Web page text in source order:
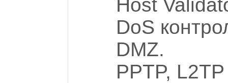
Host
DoS
DMZ.
PPTP,